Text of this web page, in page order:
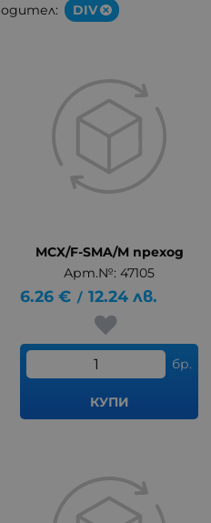
DIV
MCX/F-SMA/M преход
Арт.№: 47105
6.26 € / 12.24 лв.
бр.
КУПИ